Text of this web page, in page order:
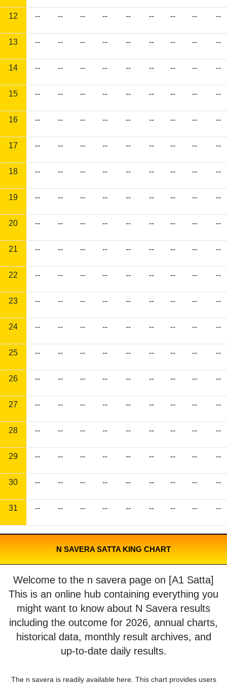
12 -- -- -- -- -- -- -- -- --
13 -- -- -- -- -- -- -- -- --
14 -- -- -- -- -- -- -- -- --
15 -- -- -- -- -- -- -- -- --
16 -- -- -- -- -- -- -- -- --
17 -- -- -- -- -- -- -- -- --
18 -- -- -- -- -- -- -- -- --
19 -- -- -- -- -- -- -- -- --
20 -- -- -- -- -- -- -- -- --
21 -- -- -- -- -- -- -- -- --
22 -- -- -- -- -- -- -- -- --
23 -- -- -- -- -- -- -- -- --
24 -- -- -- -- -- -- -- -- --
25 -- -- -- -- -- -- -- -- --
26 -- -- -- -- -- -- -- -- --
27 -- -- -- -- -- -- -- -- --
28 -- -- -- -- -- -- -- -- --
29 -- -- -- -- -- -- -- -- --
30 -- -- -- -- -- -- -- -- --
31 -- -- -- -- -- -- -- -- --
N SAVERA SATTA KING CHART
Welcome to the n savera page on [A1 Satta]
This is an online hub containing everything you
might want to know about N Savera results
including the outcome for 2026, annual charts,
historical data, monthly result archives, and
up-to-date daily results.
The n savera is readily available here. This chart provides users